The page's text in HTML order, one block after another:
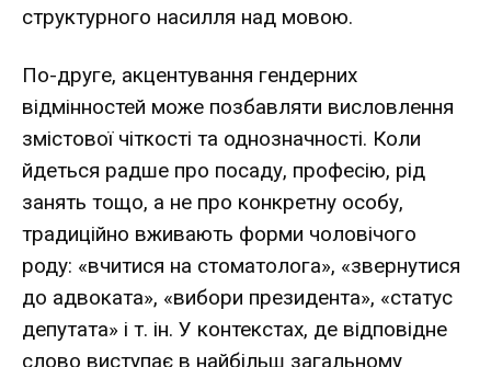
структурного насилля над мовою.
По-друге, акцентування гендерних
відмінностей може позбавляти висловлення
змістової чіткості та однозначності. Коли
йдеться радше про посаду, професію, рід
занять тощо, а не про конкретну особу,
традиційно вживають форми чоловічого
роду: «вчитися на стоматолога», «звернутися
до адвоката», «вибори президента», «статус
депутата» і т. ін. У контекстах, де відповідне
слово виступає в найбільш загальному